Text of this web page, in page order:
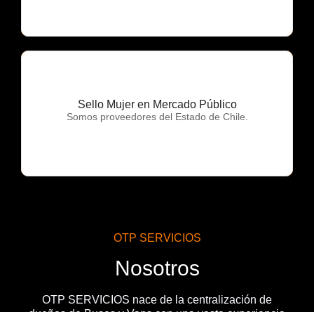
Sello Mujer en Mercado Público
Somos proveedores del Estado de Chile.
OTP Servicios
OTP SERVICIOS
Nosotros
OTP SERVICIOS nace de la centralización de